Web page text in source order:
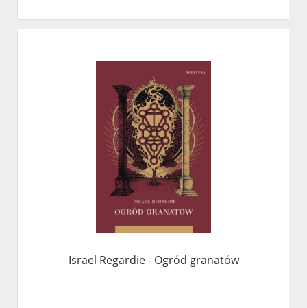
Israel Regardie - Ogród granatów